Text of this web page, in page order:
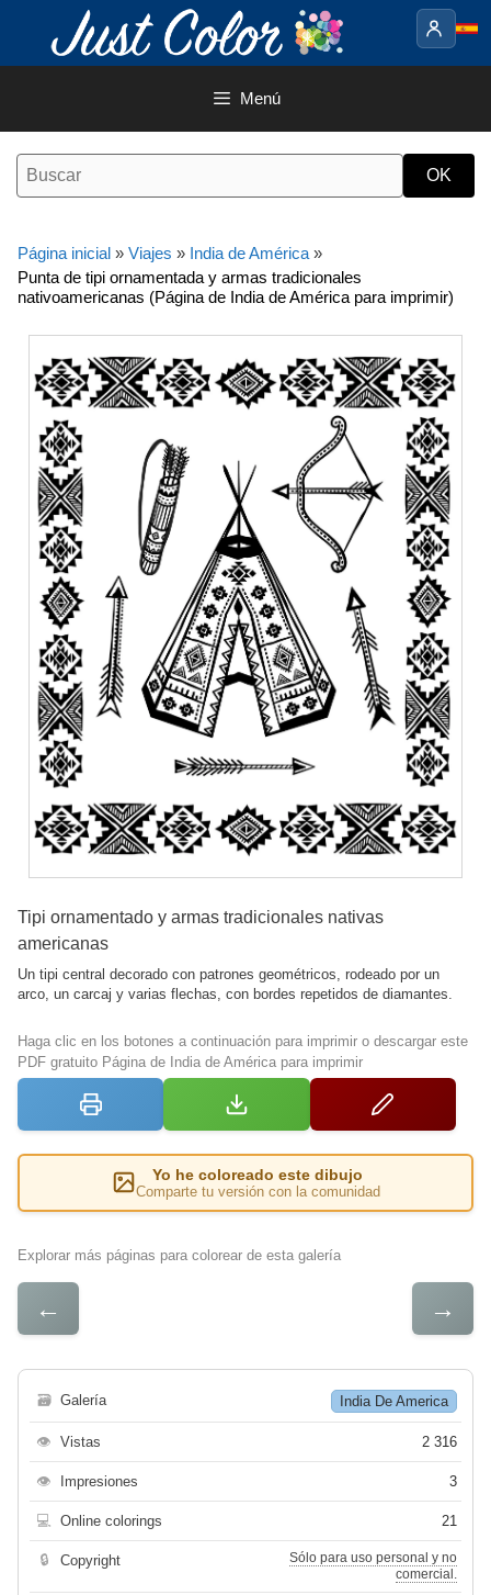
contenido
Menú
Página inicial » Viajes » India de América »
Punta de tipi ornamentada y armas tradicionales
nativoamericanas (Página de India de América para imprimir)
Tipi ornamentado y armas tradicionales nativas
americanas
Un tipi central decorado con patrones geométricos, rodeado por un
arco, un carcaj y varias flechas, con bordes repetidos de diamantes.
Haga clic en los botones a continuación para imprimir o descargar este
PDF gratuito Página de India de América para imprimir
Yo he coloreado este dibujo
Comparte tu versión con la comunidad
Explorar más páginas para colorear de esta galería
← →
🗃 Galería India De America
👁 Vistas 2 316
👁 Impresiones 3
💻 Online colorings 21
🔒 Copyright
Sólo para uso personal y no
comercial.